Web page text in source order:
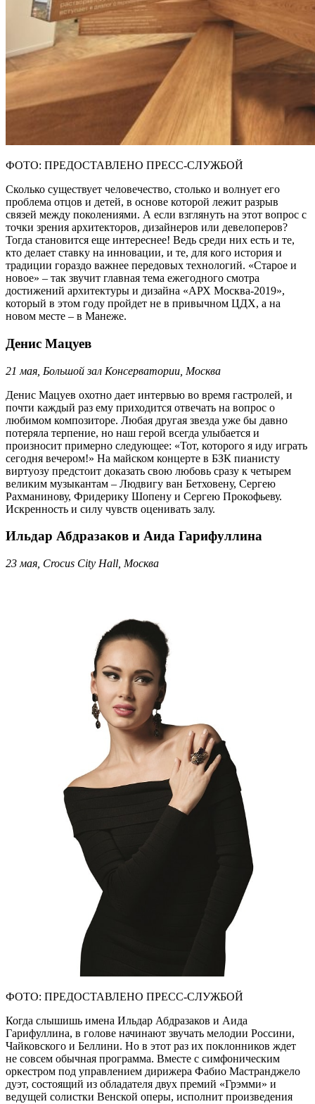
ФОТО: ПРЕДОСТАВЛЕНО ПРЕСС-СЛУЖБОЙ
Сколько существует человечество, столько и волнует его
проблема отцов и детей, в основе которой лежит разрыв
связей между поколениями. А если взглянуть на этот вопрос с
точки зрения архитекторов, дизайнеров или девелоперов?
Тогда становится еще интереснее! Ведь среди них есть и те,
кто делает ставку на инновации, и те, для кого история и
традиции гораздо важнее передовых технологий. «Старое и
новое» – так звучит главная тема ежегодного смотра
достижений архитектуры и дизайна «АРХ Москва-2019»,
который в этом году пройдет не в привычном ЦДХ, а на
новом месте – в Манеже.
Денис Мацуев
21 мая, Большой зал Консерватории, Москва
Денис Мацуев охотно дает интервью во время гастролей, и
почти каждый раз ему приходится отвечать на вопрос о
любимом композиторе. Любая другая звезда уже бы давно
потеряла терпение, но наш герой всегда улыбается и
произносит примерно следующее: «Тот, которого я иду играть
сегодня вечером!» На майском концерте в БЗК пианисту
виртуозу предстоит доказать свою любовь сразу к четырем
великим музыкантам – Людвигу ван Бетховену, Сергею
Рахманинову, Фридерику Шопену и Сергею Прокофьеву.
Искренность и силу чувств оценивать залу.
Ильдар Абдразаков и Аида Гарифуллина
23 мая, Crocus City Hall, Москва
ФОТО: ПРЕДОСТАВЛЕНО ПРЕСС-СЛУЖБОЙ
Когда слышишь имена Ильдар Абдразаков и Аида
Гарифуллина, в голове начинают звучать мелодии Россини,
Чайковского и Беллини. Но в этот раз их поклонников ждет
не совсем обычная программа. Вместе с симфоническим
оркестром под управлением дирижера Фабио Мастранджело
дуэт, состоящий из обладателя двух премий «Грэмми» и
ведущей солистки Венской оперы, исполнит произведения